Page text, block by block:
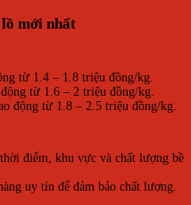
lồ mới nhất
từ 1.4 – 1.8 triệu đồng/kg.
từ 1.6 – 2 triệu đồng/kg.
động từ 1.8 – 2.5 triệu đồng/kg.
điểm, khu vực và chất lượng bề
uy tín để đảm bảo chất lượng.